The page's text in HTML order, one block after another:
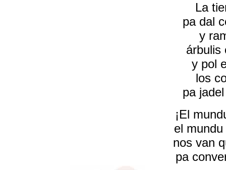
La
pa dal
y
árbulis
y pol
los
pa
¡El
el
nos van
pa